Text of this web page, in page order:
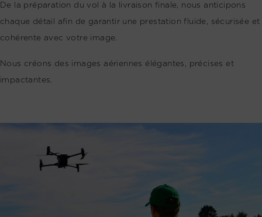
De la préparation du vol à la livraison finale, nous anticipons
chaque détail afin de garantir une prestation fluide, sécurisée et
cohérente avec votre image.
Nous créons des images aériennes élégantes, précises et
impactantes.